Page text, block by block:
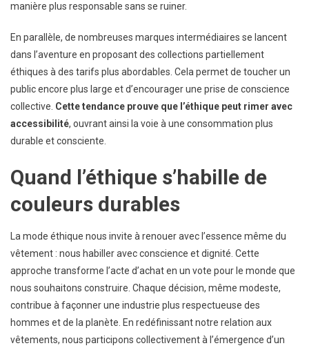
manière plus responsable sans se ruiner.
En parallèle, de nombreuses marques intermédiaires se lancent
dans l’aventure en proposant des collections partiellement
éthiques à des tarifs plus abordables. Cela permet de toucher un
public encore plus large et d’encourager une prise de conscience
collective. Cette tendance prouve que l’éthique peut rimer avec
accessibilité, ouvrant ainsi la voie à une consommation plus
durable et consciente.
Quand l’éthique s’habille de
couleurs durables
La mode éthique nous invite à renouer avec l’essence même du
vêtement : nous habiller avec conscience et dignité. Cette
approche transforme l’acte d’achat en un vote pour le monde que
nous souhaitons construire. Chaque décision, même modeste,
contribue à façonner une industrie plus respectueuse des
hommes et de la planète. En redéfinissant notre relation aux
vêtements, nous participons collectivement à l’émergence d’un